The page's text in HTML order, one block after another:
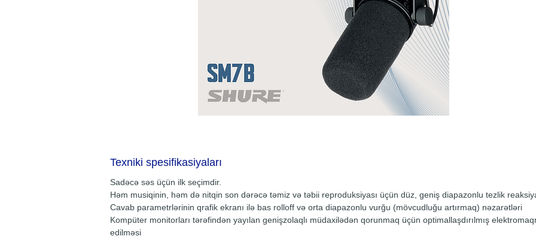
Texniki spesifikasiyaları
Sadəcə səs üçün ilk seçimdir.
Həm musiqinin, həm də nitqin son dərəcə təmiz və təbii reproduksiyası üçün düz, geniş diapazonlu tezlik
Cavab parametrlərinin qrafik ekranı ilə bas rolloff və orta diapazonlu vurğu (mövcudluğu artırmaq) nəzarətləri
Kompüter monitorları tərəfindən yayılan genişzolaqlı müdaxilədən qorunmaq üçün optimallaşdırılmış
edilməsi